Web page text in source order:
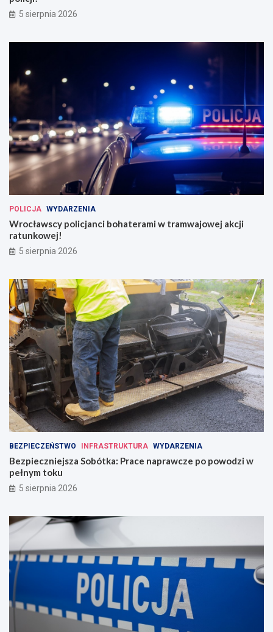
5 sierpnia 2026
POLICJA WYDARZENIA
Wrocławscy policjanci bohaterami w tramwajowej akcji
ratunkowej!
5 sierpnia 2026
BEZPIECZEŃSTWO INFRASTRUKTURA WYDARZENIA
Bezpieczniejsza Sobótka: Prace naprawcze po powodzi w
pełnym toku
5 sierpnia 2026